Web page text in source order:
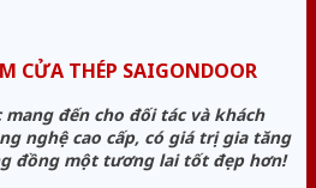
CỬA THÉP SAIGONDOOR
mang đến cho đối tác và khách
nghệ cao cấp, có giá trị gia tăng
đồng một tương lai tốt đẹp hơn!